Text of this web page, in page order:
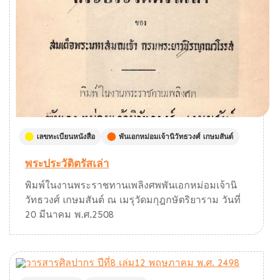
เลขทะเบียนหนังสือ พันเอกหม่อมเจ้านิวัทธวงศ์ เกษมสันต์
พระประวัติตรัสเล่า
พิมพ์ในงานพระราชทานเพลิงศพพันเอกหม่อมเจ้านิ
วัทธวงศ์ เกษมสันต์ ณ เมรุวัดมกุฎกษัตริยาราม วันที่
20 มีนาคม พ.ศ.2508